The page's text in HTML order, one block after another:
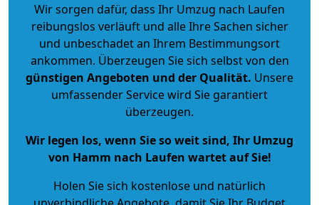
Wir sorgen dafür, dass Ihr Umzug nach Laufen
reibungslos verläuft und alle Ihre Sachen sicher
und unbeschadet an Ihrem Bestimmungsort
ankommen. Überzeugen Sie sich selbst von den
günstigen Angeboten und der Qualität. Unsere
umfassender Service wird Sie garantiert
überzeugen.
Wir legen los, wenn Sie so weit sind, Ihr Umzug
von Hamm nach Laufen wartet auf Sie!
Holen Sie sich kostenlose und natürlich